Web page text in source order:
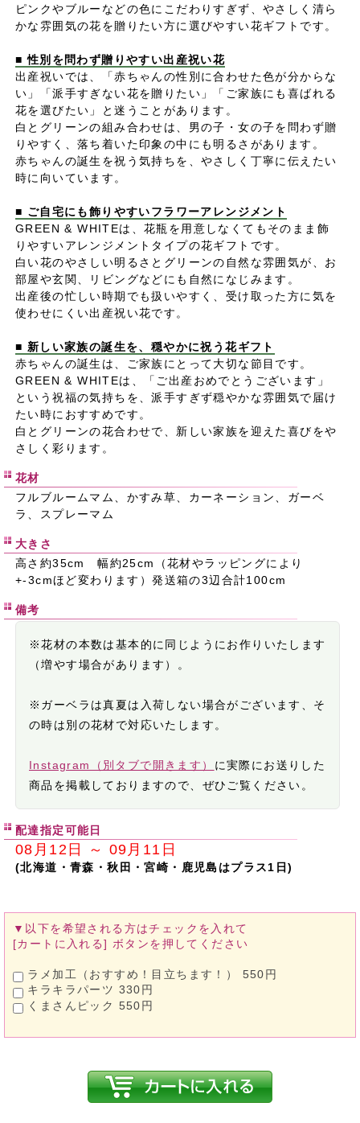
ピンクやブルーなどの色にこだわりすぎず、やさしく清ら
かな雰囲気の花を贈りたい方に選びやすい花ギフトです。
■ 性別を問わず贈りやすい出産祝い花
出産祝いでは、「赤ちゃんの性別に合わせた色が分からな
い」「派手すぎない花を贈りたい」「ご家族にも喜ばれる
花を選びたい」と迷うことがあります。
白とグリーンの組み合わせは、男の子・女の子を問わず贈
りやすく、落ち着いた印象の中にも明るさがあります。
赤ちゃんの誕生を祝う気持ちを、やさしく丁寧に伝えたい
時に向いています。
■ ご自宅にも飾りやすいフラワーアレンジメント
GREEN & WHITEは、花瓶を用意しなくてもそのまま飾
りやすいアレンジメントタイプの花ギフトです。
白い花のやさしい明るさとグリーンの自然な雰囲気が、お
部屋や玄関、リビングなどにも自然になじみます。
出産後の忙しい時期でも扱いやすく、受け取った方に気を
使わせにくい出産祝い花です。
■ 新しい家族の誕生を、穏やかに祝う花ギフト
赤ちゃんの誕生は、ご家族にとって大切な節目です。
GREEN & WHITEは、「ご出産おめでとうございます」
という祝福の気持ちを、派手すぎず穏やかな雰囲気で届け
たい時におすすめです。
白とグリーンの花合わせで、新しい家族を迎えた喜びをや
さしく彩ります。
花材
フルブルームマム、かすみ草、カーネーション、ガーベ
ラ、スプレーマム
大きさ
高さ約35cm 幅約25cm（花材やラッピングにより
+-3cmほど変わります）発送箱の3辺合計100cm
備考
※花材の本数は基本的に同じようにお作りいたします
（増やす場合があります）。
※ガーベラは真夏は入荷しない場合がございます、そ
の時は別の花材で対応いたします。
Instagram（別タブで開きます） に実際にお送りした
商品を掲載しておりますので、ぜひご覧ください。
配達指定可能日
08月12日 ～ 09月11日
(北海道・青森・秋田・宮崎・鹿児島はプラス1日)
▼以下を希望される方はチェックを入れて
[カートに入れる] ボタンを押してください
ラメ加工（おすすめ！目立ちます！） 550円
キラキラパーツ 330円
くまさんピック 550円